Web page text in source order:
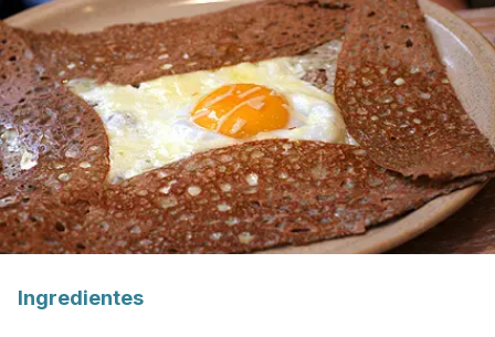
Ingredientes